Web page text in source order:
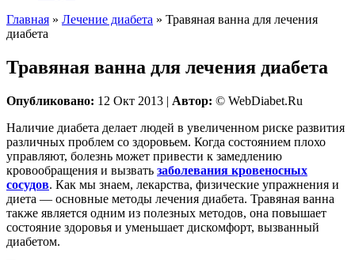
Главная » Лечение диабета » Травяная ванна для лечения
диабета
Травяная ванна для лечения диабета
Опубликовано: 12 Окт 2013 | Автор: © WebDiabet.Ru
Наличие диабета делает людей в увеличенном риске развития
различных проблем со здоровьем. Когда состоянием плохо
управляют, болезнь может привести к замедлению
кровообращения и вызвать заболевания кровеносных
сосудов. Как мы знаем, лекарства, физические упражнения и
диета — основные методы лечения диабета. Травяная ванна
также является одним из полезных методов, она повышает
состояние здоровья и уменьшает дискомфорт, вызванный
диабетом.